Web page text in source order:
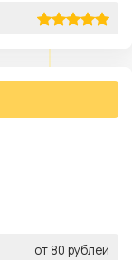
от 80 рублей